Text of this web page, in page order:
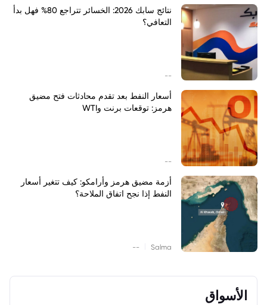
نتائج سابك 2026: الخسائر تتراجع 80% فهل بدأ
التعافي؟
--
أسعار النفط بعد تقدم محادثات فتح مضيق
هرمز: توقعات برنت وWTI
--
أزمة مضيق هرمز وأرامكو: كيف تتغير أسعار
النفط إذا نجح اتفاق الملاحة؟
Salma
--
الأسواق